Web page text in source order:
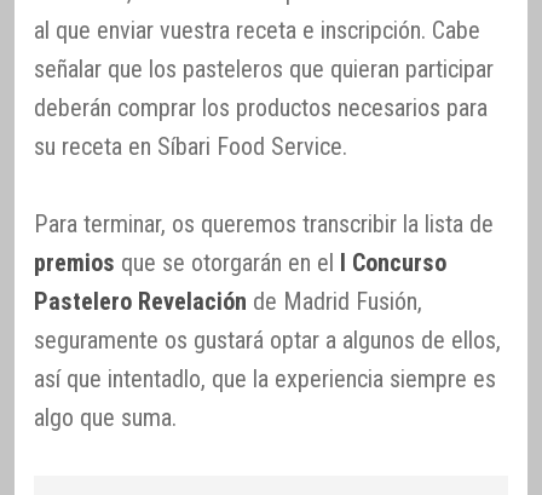
al que enviar vuestra receta e inscripción. Cabe
señalar que los pasteleros que quieran participar
deberán comprar los productos necesarios para
su receta en Síbari Food Service.
Para terminar, os queremos transcribir la lista de
premios que se otorgarán en el I Concurso
Pastelero Revelación de Madrid Fusión,
seguramente os gustará optar a algunos de ellos,
así que intentadlo, que la experiencia siempre es
algo que suma.